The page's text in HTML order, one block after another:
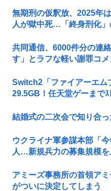
無期刑の仮釈放、2025年
人が獄中死…「終身刑化」
共同通信、6000件分の連
す」とラフな軽い謝罪コ
Switch2「ファイアーエム
29.5GB！任天堂ゲーまでｽ
結婚式の二次会で知り合
ウクライナ軍参謀本部「
人…新規兵力の募集規模を
アミーズ事務所の首領ア
がついに決定してしまう